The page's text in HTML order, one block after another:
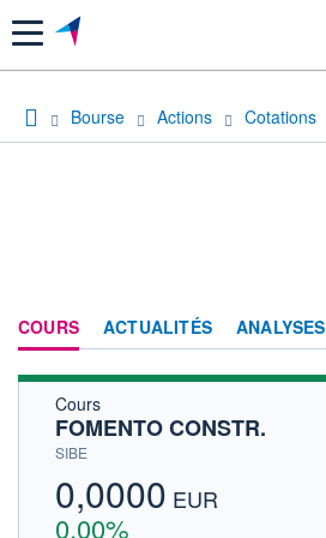
Menu
Bourse Actions Cotations
COURS ACTUALITÉS ANALYSES
Cours
FOMENTO CONSTR.
SIBE
0,0000 EUR
0,00%